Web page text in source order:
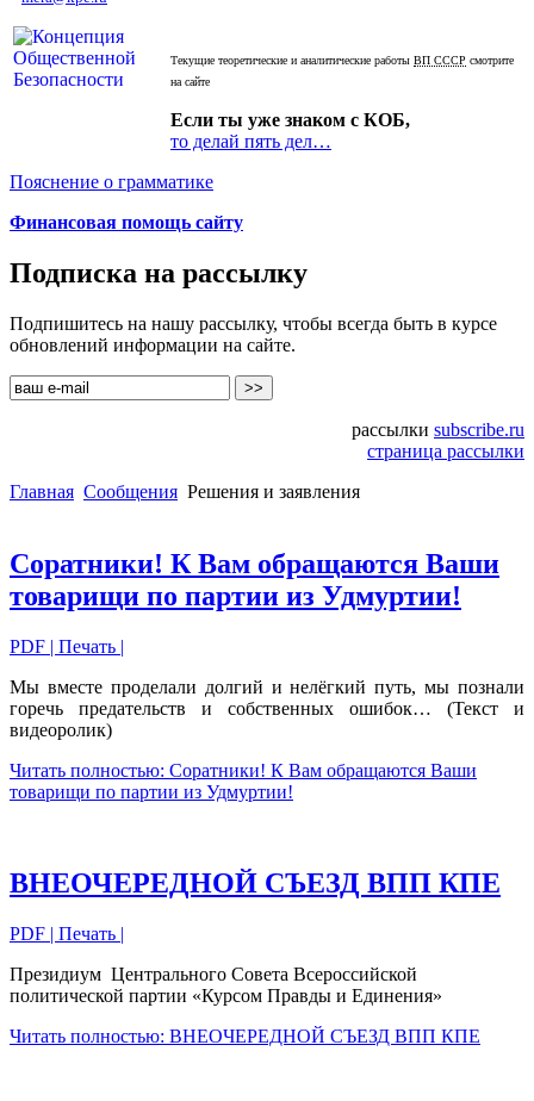
Текущие теоретические и аналитические работы ВП СССР смотрите
на сайте
Если ты уже знаком с КОБ,
то делай пять дел…
Пояснение о грамматике
Финансовая помощь сайту
Подписка на рассылку
Подпишитесь на нашу рассылку, чтобы всегда быть в курсе
обновлений информации на сайте.
рассылки subscribe.ru
страница рассылки
Главная Сообщения Решения и заявления
Соратники! К Вам обращаются Ваши
товарищи по партии из Удмуртии!
PDF | Печать |
Мы вместе проделали долгий и нелёгкий путь, мы познали
горечь предательств и собственных ошибок… (Текст и
видеоролик)
Читать полностью: Соратники! К Вам обращаются Ваши
товарищи по партии из Удмуртии!
ВНЕОЧЕРЕДНОЙ СЪЕЗД ВПП КПЕ
PDF | Печать |
Президиум Центрального Совета Всероссийской
политической партии «Курсом Правды и Единения»
Читать полностью: ВНЕОЧЕРЕДНОЙ СЪЕЗД ВПП КПЕ